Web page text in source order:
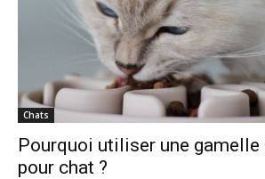
Chats
Pourquoi utiliser une
pour chat ?